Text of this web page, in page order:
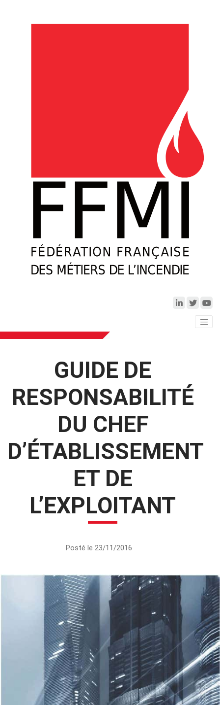
GUIDE DE
RESPONSABILITÉ
DU CHEF
D’ÉTABLISSEMENT
ET DE
L’EXPLOITANT
Posté le 23/11/2016